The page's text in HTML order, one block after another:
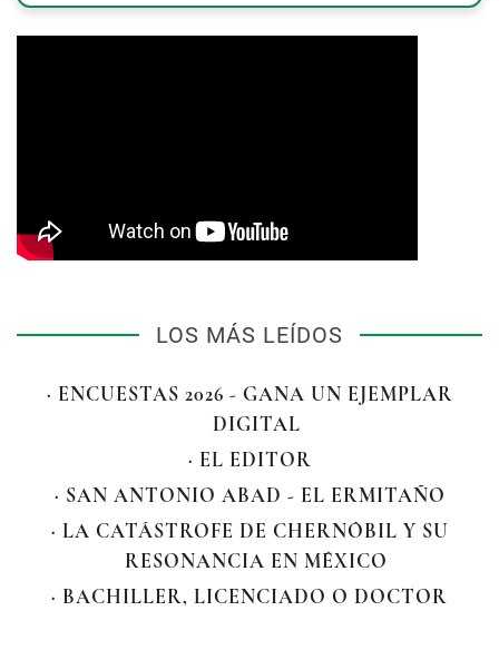
LOS MÁS LEÍDOS
· ENCUESTAS 2026 - GANA UN EJEMPLAR
DIGITAL
· EL EDITOR
· SAN ANTONIO ABAD - EL ERMITAÑO
· LA CATÁSTROFE DE CHERNÓBIL Y SU
RESONANCIA EN MÉXICO
· BACHILLER, LICENCIADO O DOCTOR